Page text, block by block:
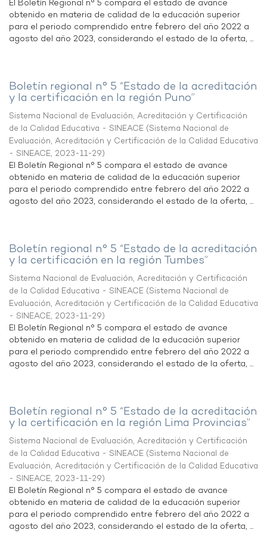
El Boletín Regional n° 5 compara el estado de avance
obtenido en materia de calidad de la educación superior
para el periodo comprendido entre febrero del año 2022 a
agosto del año 2023, considerando el estado de la oferta, ...
Boletín regional n° 5 “Estado de la acreditación
y la certificación en la región Puno”
Sistema Nacional de Evaluación, Acreditación y Certificación
de la Calidad Educativa - SINEACE (Sistema Nacional de
Evaluación, Acreditación y Certificación de la Calidad Educativa
- SINEACE, 2023-11-29)
El Boletín Regional n° 5 compara el estado de avance
obtenido en materia de calidad de la educación superior
para el periodo comprendido entre febrero del año 2022 a
agosto del año 2023, considerando el estado de la oferta, ...
Boletín regional n° 5 “Estado de la acreditación
y la certificación en la región Tumbes”
Sistema Nacional de Evaluación, Acreditación y Certificación
de la Calidad Educativa - SINEACE (Sistema Nacional de
Evaluación, Acreditación y Certificación de la Calidad Educativa
- SINEACE, 2023-11-29)
El Boletín Regional n° 5 compara el estado de avance
obtenido en materia de calidad de la educación superior
para el periodo comprendido entre febrero del año 2022 a
agosto del año 2023, considerando el estado de la oferta, ...
Boletín regional n° 5 “Estado de la acreditación
y la certificación en la región Lima Provincias”
Sistema Nacional de Evaluación, Acreditación y Certificación
de la Calidad Educativa - SINEACE (Sistema Nacional de
Evaluación, Acreditación y Certificación de la Calidad Educativa
- SINEACE, 2023-11-29)
El Boletín Regional n° 5 compara el estado de avance
obtenido en materia de calidad de la educación superior
para el periodo comprendido entre febrero del año 2022 a
agosto del año 2023, considerando el estado de la oferta, ...